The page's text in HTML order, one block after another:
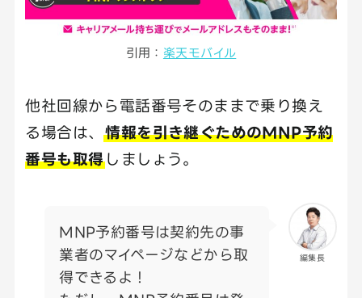
引用： 楽天モバイル
他社回線から電話番号そのままで乗り換え
る場合は、情報を引き継ぐためのMNP予約
番号も取得 しましょう。
編集長
MNP予約番号は契約先の事
業者のマイページなどから取
得できるよ！